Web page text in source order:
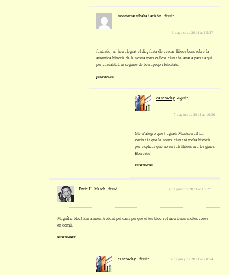
montserrat ribalta i arizón diguè:
6 d'agost de 2014 at 15:37
fantastic¡ m’heu alegrat el dia¡ farta de cercar llibres bons sobre la
autentica historia de la nostra meravellosa ciutat he anat a parar aqui
per casualitat. us seguirè de ben aprop i felicitats.
RESPONDRE
cancowley diguè:
7 d'agost de 2014 at 16:30
Me n’alegro que t’agradi Montserrat! La
veritat és que la nostra ciutat té molta història
per explicar que no surt als llibres ni a les guies.
Bon estiu!
RESPONDRE
Enric H. March diguè: 4 de juny de 2013 at 16:27
Magnífic bloc! Ens anirem trobant pel camí perquè el teu bloc i el meu tenen moltes coses
en comú.
RESPONDRE
cancowley diguè: 4 de juny de 2013 at 20:54